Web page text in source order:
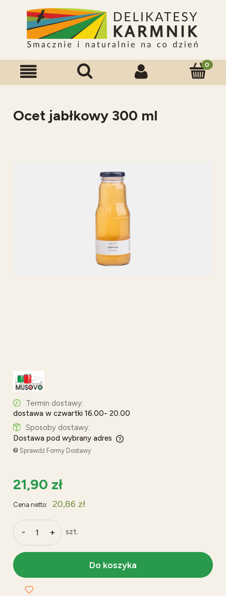
Ocet jabłkowy 300 ml
Termin dostawy:
dostawa w czwartki 16.00- 20.00
Sposoby dostawy:
Dostawa pod wybrany adres
Cena nie zawiera ewentualnych kosztów płatności
Sprawdź Formy Dostawy
21,90 zł
Cena netto: 20,86 zł
- + szt.
Do koszyka